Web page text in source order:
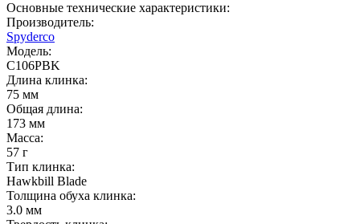
Основные технические характеристики:
Производитель:
Spyderco
Модель:
C106PBK
Длина клинка:
75 мм
Общая длина:
173 мм
Масса:
57 г
Тип клинка:
Hawkbill Blade
Толщина обуха клинка:
3.0 мм